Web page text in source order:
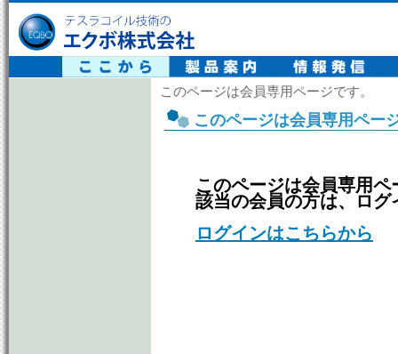
このページは会員専用ページです。
このページは会員専用ペー
このページは会員専用ペ
該当の会員の方は、ロ
ログインはこちらから